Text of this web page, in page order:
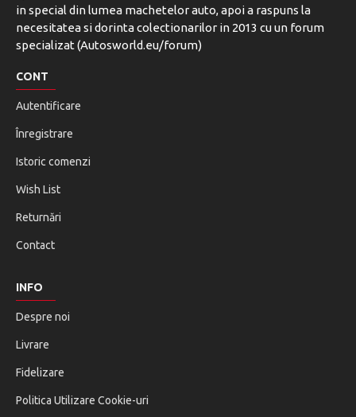
in special din lumea machetelor auto, apoi a raspuns la
necesitatea si dorinta colectionarilor in 2013 cu un forum
specializat (Autosworld.eu/forum)
CONT
Autentificare
Înregistrare
Istoric comenzi
Wish List
Returnări
Contact
INFO
Despre noi
Livrare
Fidelizare
Politica Utilizare Cookie-uri